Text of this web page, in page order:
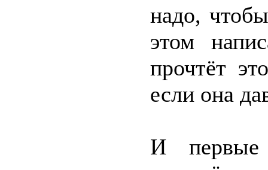
надо,
этом
прочтёт
если она
И первые